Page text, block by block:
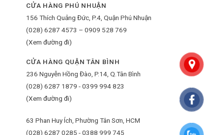
CỬA HÀNG PHÚ NHUẬN
156 Thích Quảng Đức, P.4, Quận Phú Nhuận
(028) 6287 4573 – 0909 528 769
(Xem đường đi)
CỬA HÀNG QUẬN TÂN BÌNH
236 Nguyễn Hồng Đào, P.14, Q.Tân Bình
(028) 6287 1879 - 0399 994 823
(Xem đường đi)
63 Phan Huy Ích, Phường Tân Sơn, HCM
(028) 6287 0285 - 0388 999 745